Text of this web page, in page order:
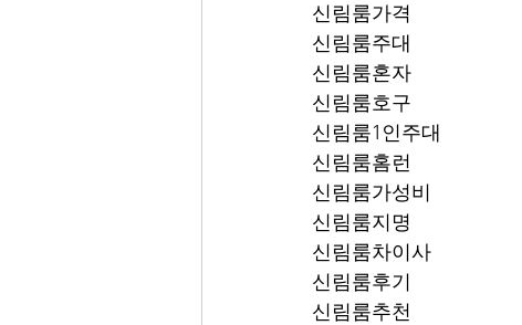
신림룸가격
신림룸주대
신림룸혼자
신림룸호구
신림룸1인주대
신림룸홈런
신림룸가성비
신림룸지명
신림룸차이사
신림룸후기
신림룸추천